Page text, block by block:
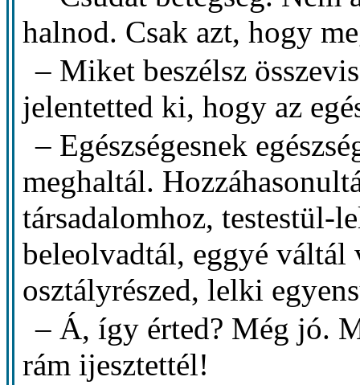
halnod. Csak azt, hogy
– Miket beszélsz
jelentetted ki, hogy az
– Egészségesnek
meghaltál.
társadalomhoz, testestül-
beleolvadtál, eggyé
osztályrészed, lelki
– Á, így érted? Még jó.
rám ijesztettél!